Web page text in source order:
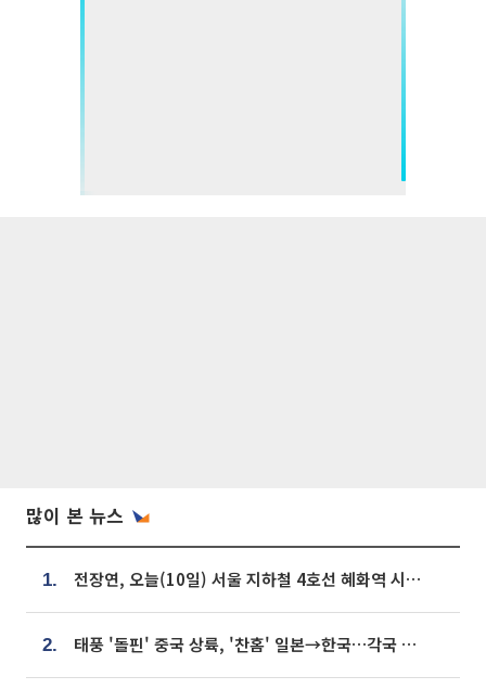
많이 본 뉴스
1. 전장연, 오늘(10일) 서울 지하철 4호선 혜화역 시위…1호선 용산역 무정차
2. 태풍 '돌핀' 중국 상륙, '찬홈' 일본→한국…각국 기상청 예상 경로는?